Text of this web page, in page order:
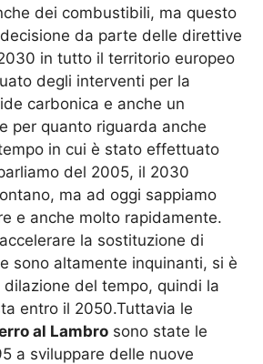
dei combustibili, ma questo
da parte delle direttive
in tutto il territorio europeo
degli interventi per la
carbonica e anche un
per quanto riguarda anche
in cui è stato effettuato
del 2005, il 2030
ma ad oggi sappiamo
e anche molto rapidamente.
la sostituzione di
sono altamente inquinanti, si è
del tempo, quindi la
entro il 2050.Tuttavia le
al Lambro sono state le
a sviluppare delle nuove